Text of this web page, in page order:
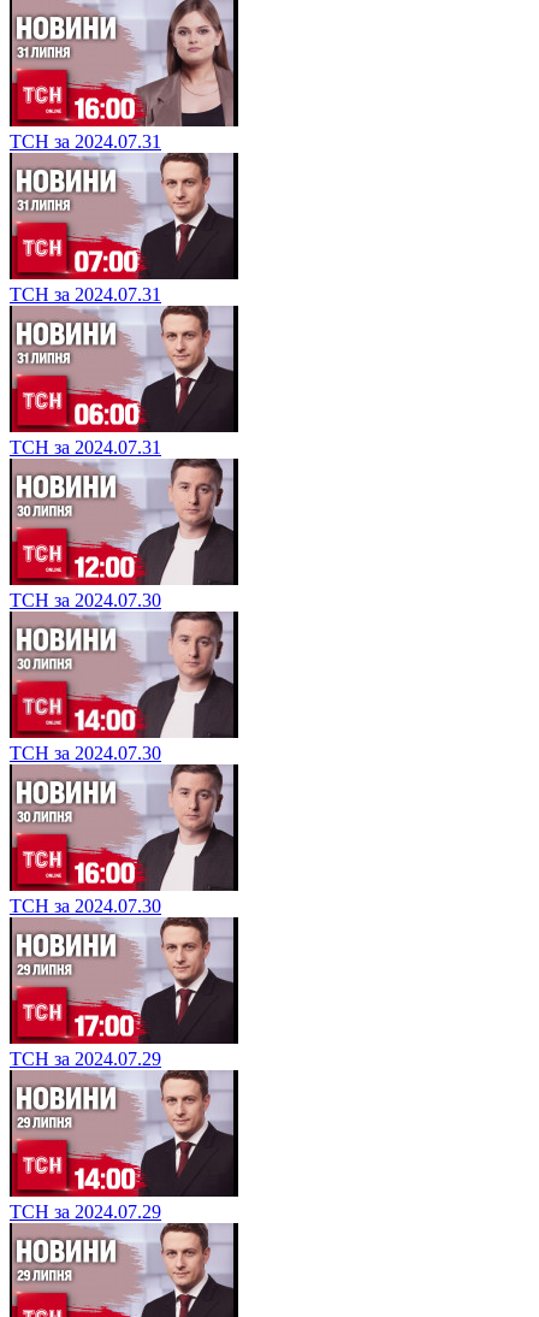
ТСН за 2024.07.31
ТСН за 2024.07.31
ТСН за 2024.07.31
ТСН за 2024.07.30
ТСН за 2024.07.30
ТСН за 2024.07.30
ТСН за 2024.07.29
ТСН за 2024.07.29